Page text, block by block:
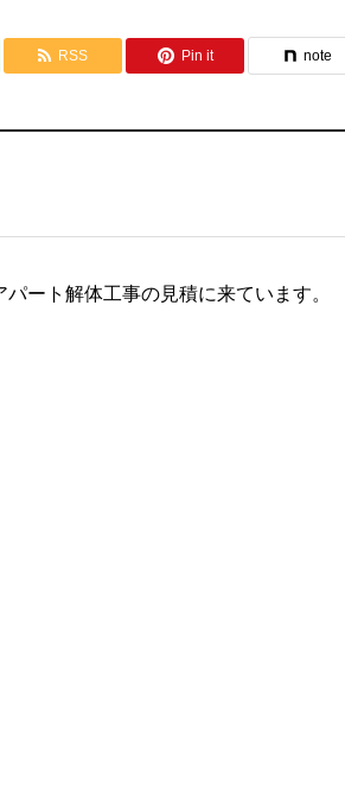
RSS Pin it note
ート解体工事の見積に来ています。